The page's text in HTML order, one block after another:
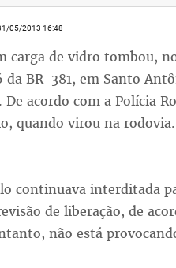
05/2013 16:48
carga de vidro tombou,
BR-381, em Santo
De acordo com a Polícia
quando virou na
continuava interditada
de liberação, de
não está